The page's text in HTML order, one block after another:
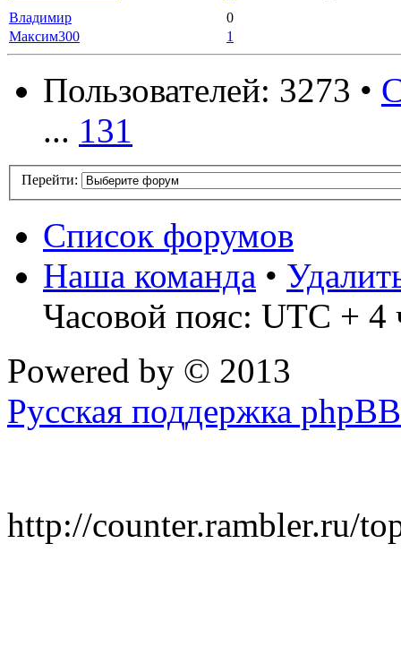
Владимир
0
Максим300
1
Пользователей: 3273 •
... 131
Перейти:
Список форумов
Наша команда •
Часовой пояс: UTC + 4
Powered by © 2013
Русская поддержка phpBB
http://counter.rambler.ru/